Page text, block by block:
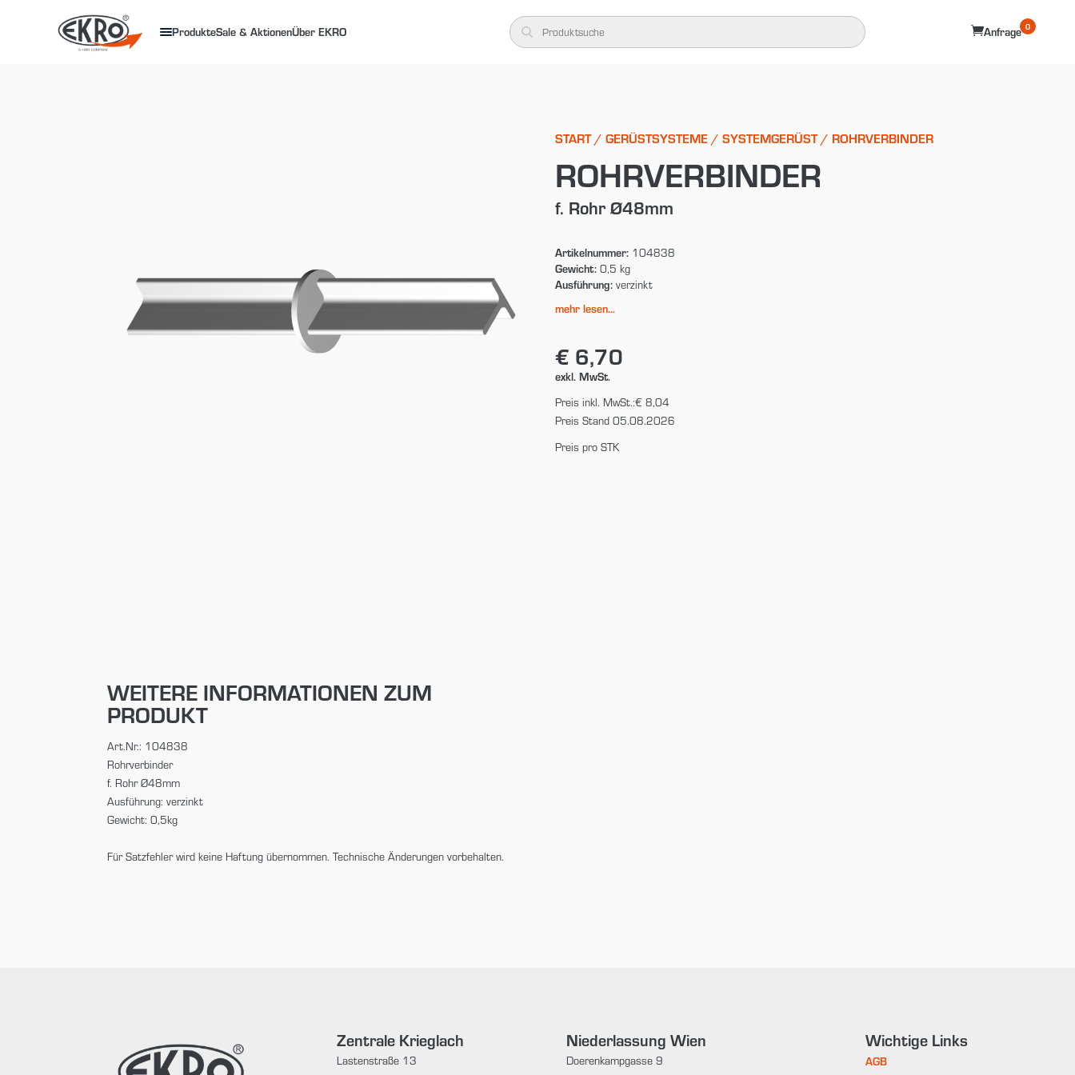
ProdukteSale & AktionenÜber EKRO Anfrage 0
START/ GERÜSTSYSTEME/ SYSTEMGERÜST/ ROHRVERBINDER
ROHRVERBINDER
f. Rohr Ø48mm
Artikelnummer:104838
Gewicht:0,5 kg
Ausführung:verzinkt
mehr lesen...
€ 6,70
exkl. MwSt.
Preis inkl. MwSt.:€ 8,04
Preis Stand 05.08.2026
Preis pro STK
WEITERE INFORMATIONEN ZUM
PRODUKT
Art.Nr.: 104838
Rohrverbinder
f. Rohr Ø48mm
Ausführung: verzinkt
Gewicht: 0,5kg
Für Satzfehler wird keine Haftung übernommen. Technische Änderungen vorbehalten.
Zentrale Krieglach
Lastenstraße 13
Niederlassung Wien
Doerenkampgasse 9
Wichtige Links
AGB